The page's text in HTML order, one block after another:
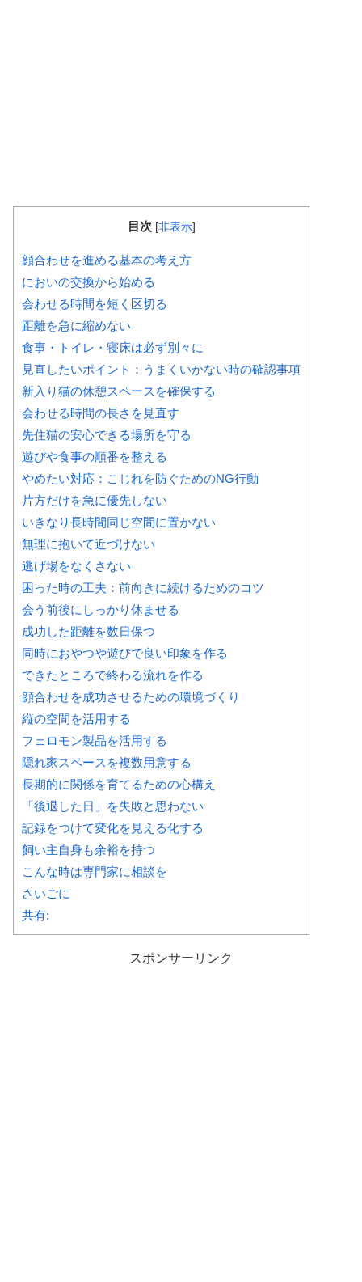
目次 [非表示]
顔合わせを進める基本の考え方
においの交換から始める
会わせる時間を短く区切る
距離を急に縮めない
食事・トイレ・寝床は必ず別々に
見直したいポイント：うまくいかない時の確認事項
新入り猫の休憩スペースを確保する
会わせる時間の長さを見直す
先住猫の安心できる場所を守る
遊びや食事の順番を整える
やめたい対応：こじれを防ぐためのNG行動
片方だけを急に優先しない
いきなり長時間同じ空間に置かない
無理に抱いて近づけない
逃げ場をなくさない
困った時の工夫：前向きに続けるためのコツ
会う前後にしっかり休ませる
成功した距離を数日保つ
同時におやつや遊びで良い印象を作る
できたところで終わる流れを作る
顔合わせを成功させるための環境づくり
縦の空間を活用する
フェロモン製品を活用する
隠れ家スペースを複数用意する
長期的に関係を育てるための心構え
「後退した日」を失敗と思わない
記録をつけて変化を見える化する
飼い主自身も余裕を持つ
こんな時は専門家に相談を
さいごに
共有:
スポンサーリンク